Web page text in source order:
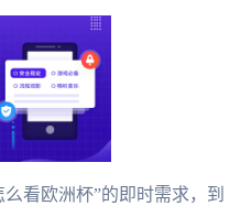
看欧洲杯”的即时需求，到